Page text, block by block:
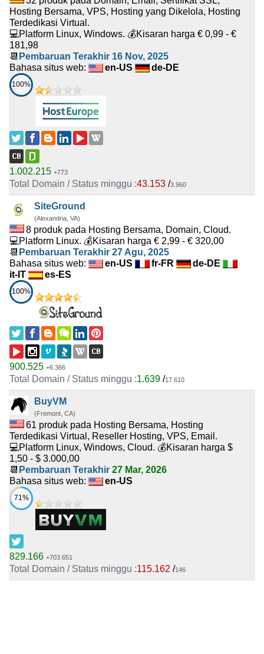
Hosting Bersama, VPS, Hosting yang Dikelola, Hosting
Terdedikasi Virtual.
💻Platform Linux, Windows. 💰Kisaran harga € 0,99 - €
181,98
📆 Pembaruan Terakhir 16 Nov, 2025
Bahasa situs web:
en-US de-DE
100%
1.002.215 +773
43.153 /3.960
SiteGround
(Alexandria, VA)
8 produk pada Hosting Bersama, Domain, Cloud.
💻Platform Linux. 💰Kisaran harga € 2,99 - € 320,00
📆 Pembaruan Terakhir 27 Agu, 2025
Bahasa situs web:
en-US fr-FR
de-DE
it-IT
es-ES
100%
900.525 +6.366
1.639 /17.610
BuyVM
(Fremont, CA)
61 produk pada Hosting Bersama, Hosting
Terdedikasi Virtual, Reseller Hosting, VPS, Email.
💻Platform Linux, Windows, Cloud. 💰Kisaran harga $
1,50 - $ 3.000,00
📆 Pembaruan Terakhir 27 Mar, 2026
Bahasa situs web:
en-US
71%
829.166 +703.651
115.162 /146